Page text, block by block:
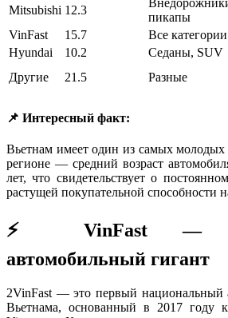
Mitsubishi 12.3
пикапы
VinFast
15.7 Все категории
Hyundai
10.2 Седаны, SUV
Другие
21.5 Разные
📌 Интересный факт:
Вьетнам имеет один из самых молодых
регионе — средний возраст
лет, что свидетельствует о
растущей покупательной способности
⚡ VinFast —
автомобильный гигант
2VinFast — это первый национальный
Вьетнама, основанный в 2017 году